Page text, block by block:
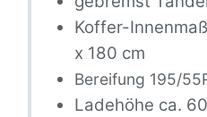
Koffer-
x 180 cm
Bereifung 195/
Ladehöhe ca.